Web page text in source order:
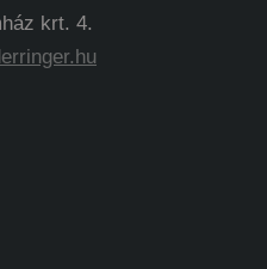
krt. 4.